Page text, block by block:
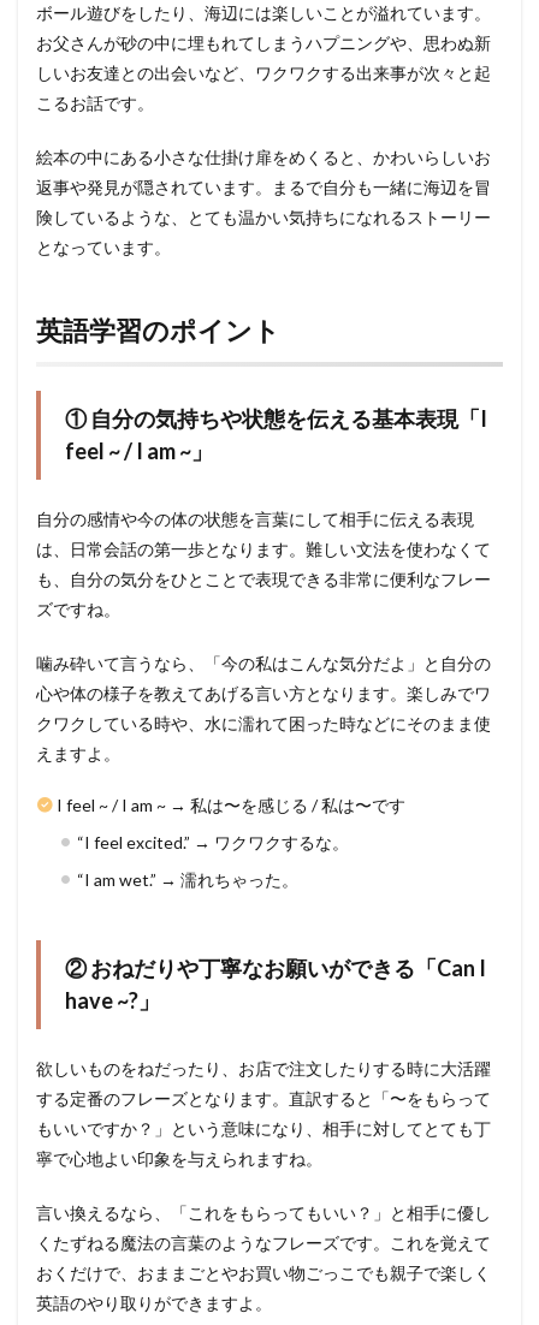
ボール遊びをしたり、海辺には楽しいことが溢れています。
お父さんが砂の中に埋もれてしまうハプニングや、思わぬ新
しいお友達との出会いなど、ワクワクする出来事が次々と起
こるお話です。
絵本の中にある小さな仕掛け扉をめくると、かわいらしいお
返事や発見が隠されています。まるで自分も一緒に海辺を冒
険しているような、とても温かい気持ちになれるストーリー
となっています。
英語学習のポイント
① 自分の気持ちや状態を伝える基本表現「I
feel ~ / I am ~」
自分の感情や今の体の状態を言葉にして相手に伝える表現
は、日常会話の第一歩となります。難しい文法を使わなくて
も、自分の気分をひとことで表現できる非常に便利なフレー
ズですね。
噛み砕いて言うなら、「今の私はこんな気分だよ」と自分の
心や体の様子を教えてあげる言い方となります。楽しみでワ
クワクしている時や、水に濡れて困った時などにそのまま使
えますよ。
I feel ~ / I am ~ → 私は〜を感じる / 私は〜です
“I feel excited.” → ワクワクするな。
“I am wet.” → 濡れちゃった。
② おねだりや丁寧なお願いができる「Can I
have ~?」
欲しいものをねだったり、お店で注文したりする時に大活躍
する定番のフレーズとなります。直訳すると「〜をもらって
もいいですか？」という意味になり、相手に対してとても丁
寧で心地よい印象を与えられますね。
言い換えるなら、「これをもらってもいい？」と相手に優し
くたずねる魔法の言葉のようなフレーズです。これを覚えて
おくだけで、おままごとやお買い物ごっこでも親子で楽しく
英語のやり取りができますよ。